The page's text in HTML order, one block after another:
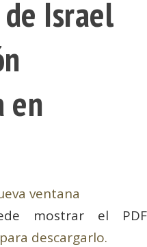
Israel
en
ventana
mostrar el PDF
descargarlo.